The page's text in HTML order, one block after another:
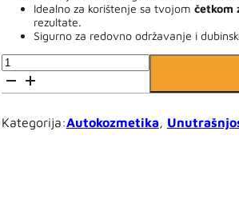
Idealno za korištenje sa tvojom četkom
rezultate.
Sigurno za redovno održavanje i
Cleantle
Leather
Cleaner
-
sredstvo
Kategorija:Autokozmetika,